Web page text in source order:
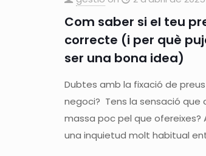
Com saber si el teu
correcte (i per què
ser una bona idea)
Dubtes amb la fixació de
negoci? Tens la sensació que
massa poc pel que ofereixes?
una inquietud molt habitual